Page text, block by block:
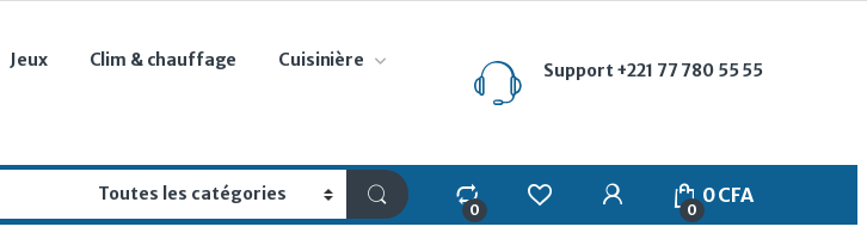
Jeux Clim & chauffage Cuisinière Support +221 77 780 55 55
0
My Account
0
0CFA